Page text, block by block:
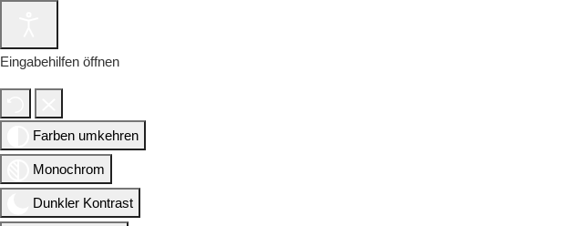
Eingabehilfen öffnen
Farben umkehren
Monochrom
Dunkler Kontrast